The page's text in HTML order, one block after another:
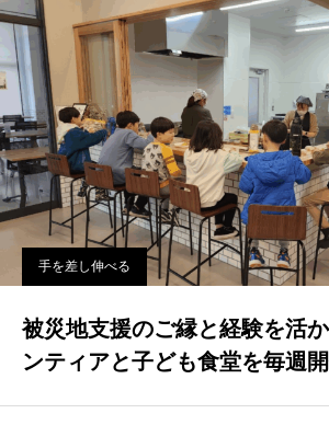
手を差し伸べる
被災地支援のご縁と経験を活
ンティアと子ども食堂を毎週